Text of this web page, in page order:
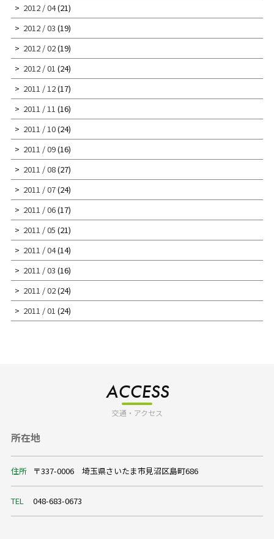
2012 / 04(21)
2012 / 03 (19)
2012 / 02(19)
2012 / 01 (24)
2011 / 12(17)
2011 / 11 (16)
2011 / 10(24)
2011 / 09(16)
2011 / 08(27)
2011 / 07(24)
2011 / 06(17)
2011 / 05 (21)
2011 / 04(14)
2011 / 03 (16)
2011 / 02(24)
2011 / 01 (24)
ACCESS
交通・アクセス
所在地
住所 〒337-0006 埼玉県さいたま市見沼区島町686
TEL 048-683-0673